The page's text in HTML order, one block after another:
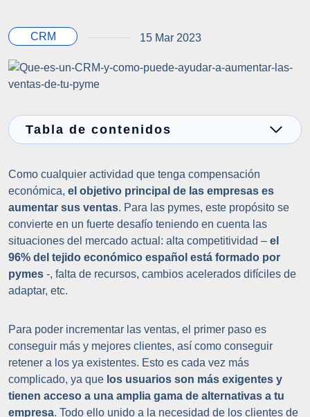
CRM 15 Mar 2023
Tabla de contenidos
Como cualquier actividad que tenga compensación
económica, el objetivo principal de las empresas es
aumentar sus ventas. Para las pymes, este propósito se
convierte en un fuerte desafío teniendo en cuenta las
situaciones del mercado actual: alta competitividad – el
96% del tejido económico español está formado por
pymes -, falta de recursos, cambios acelerados difíciles de
adaptar, etc.
Para poder incrementar las ventas, el primer paso es
conseguir más y mejores clientes, así como conseguir
retener a los ya existentes. Esto es cada vez más
complicado, ya que los usuarios son más exigentes y
tienen acceso a una amplia gama de alternativas a tu
empresa. Todo ello unido a la necesidad de los clientes de